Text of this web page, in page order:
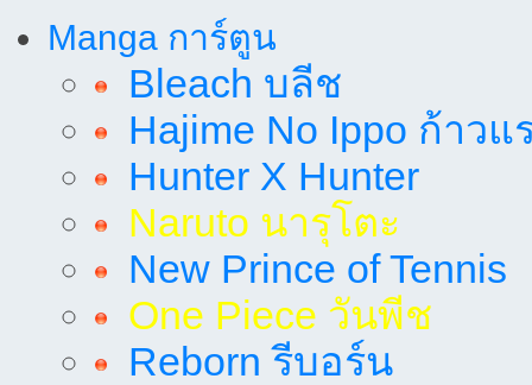
Manga การ์ตูน
Bleach บลีช
Hajime No Ippo ก้าวแ
Hunter X Hunter
Naruto นารุโตะ
New Prince of Tennis
One Piece วันพีช
Reborn รีบอร์น